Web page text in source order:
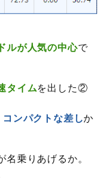
ルが人気の中心で
タイムを出した②
コンパクトな差しか
乗りあげるか。